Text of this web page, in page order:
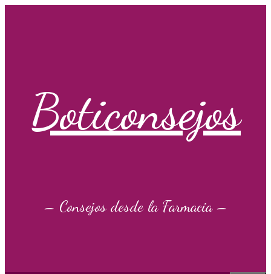
Boticonsejos
– Consejos desde la Farmacia –